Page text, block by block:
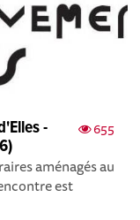
655
-
aménagés au
est